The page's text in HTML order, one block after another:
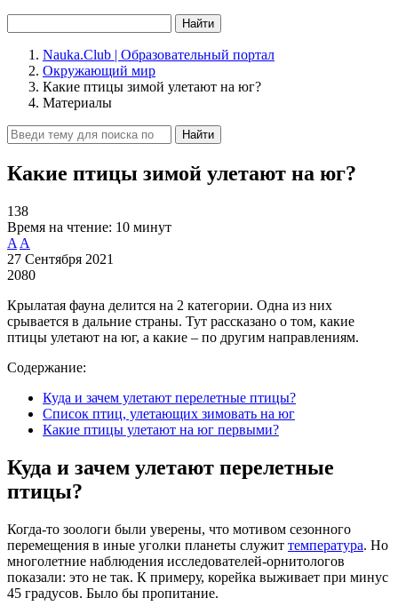
Найти
Nauka.Club | Образовательный портал
Окружающий мир
Какие птицы зимой улетают на юг?
Материалы
Найти
Какие птицы зимой улетают на юг?
138
Время на чтение: 10 минут
A A
27 Сентября 2021
2080
Крылатая фауна делится на 2 категории. Одна из них
срывается в дальние страны. Тут рассказано о том, какие
птицы улетают на юг, а какие – по другим направлениям.
Содержание:
Куда и зачем улетают перелетные птицы?
Список птиц, улетающих зимовать на юг
Какие птицы улетают на юг первыми?
Куда и зачем улетают перелетные
птицы?
Когда-то зоологи были уверены, что мотивом сезонного
перемещения в иные уголки планеты служит температура. Но
многолетние наблюдения исследователей-орнитологов
показали: это не так. К примеру, корейка выживает при минус
45 градусов. Было бы пропитание.